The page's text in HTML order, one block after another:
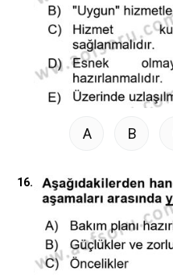
A B
16.